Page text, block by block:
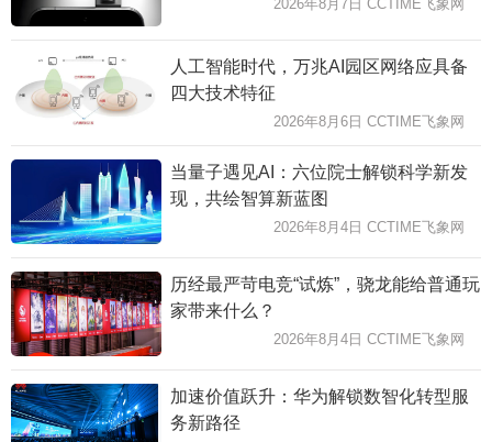
2026年8月7日 CCTIME飞象网
人工智能时代，万兆AI园区网络应具备
四大技术特征
2026年8月6日 CCTIME飞象网
当量子遇见AI：六位院士解锁科学新发
现，共绘智算新蓝图
2026年8月4日 CCTIME飞象网
历经最严苛电竞“试炼”，骁龙能给普通玩
家带来什么？
2026年8月4日 CCTIME飞象网
加速价值跃升：华为解锁数智化转型服
务新路径